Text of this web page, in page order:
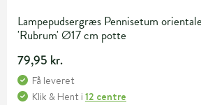
Lampepudsergræs Pennisetum orientale
'Rubrum' Ø17 cm potte
79,95 kr.
Få leveret
Klik & Hent i 12 centre